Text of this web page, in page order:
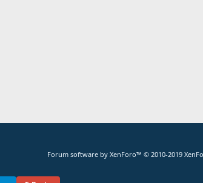
Forum software by XenForo™ © 2010-2019